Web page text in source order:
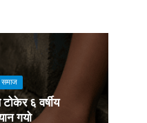
समाज
६ वर्षीय
गयो